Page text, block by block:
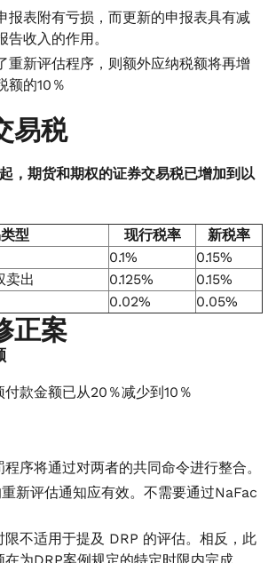
报表附有亏损，而更新的申报表具有减
告收入的作用。
重新评估程序，则额外应纳税额将再增
额的10％
易税
，期货和期权的证券交易税已增加到以
型 现行税率
新税率
0.1%
0.15%
卖出
0.125%
0.15%
0.02% 0.05%
正案
付款金额已从20％减少到10％
序将通过对两者的共同命令进行整合。
新评估通知应有效。不需要通过NaFac
限不适用于提及 DRP 的评估。相反，此